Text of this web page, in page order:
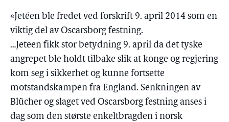
«Jetéen ble fredet ved forskrift 9. april 2014 som en
viktig del av Oscarsborg festning.
…Jeteen fikk stor betydning 9. april da det tyske
angrepet ble holdt tilbake slik at konge og regjering
kom seg i sikkerhet og kunne fortsette
motstandskampen fra England. Senkningen av
Blücher og slaget ved Oscarsborg festning anses i
dag som den største enkeltbragden i norsk